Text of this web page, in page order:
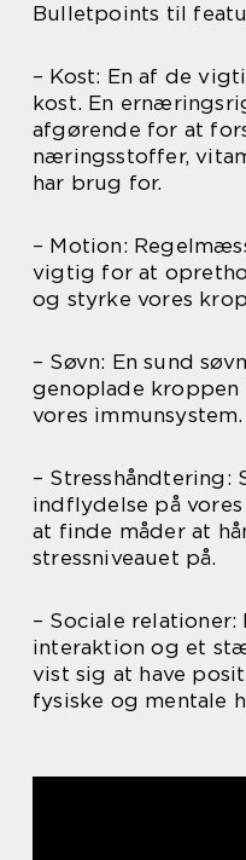
Bulletpoints til
– Kost: En af de
kost. En
afgørende for at
næringsstoffer,
har brug for.
– Motion:
vigtig for at
og styrke vores
– Søvn: En sund
genoplade kroppen
vores immunsystem.
– Stresshåndtering:
indflydelse på
at finde måder at
stressniveauet på.
– Sociale relationer:
interaktion og et
vist sig at have
fysiske og mentale